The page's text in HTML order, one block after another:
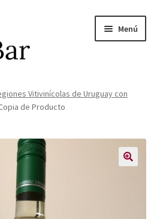
Menú
menú
hijo
el
menú
Vitivinícolas de Uruguay con
de Producto